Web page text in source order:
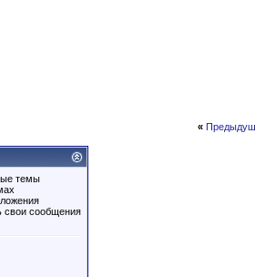
«
темы
свои сообщения